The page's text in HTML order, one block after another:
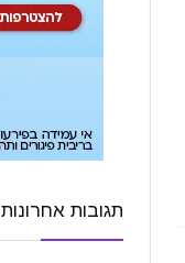
תגובות אחרונות